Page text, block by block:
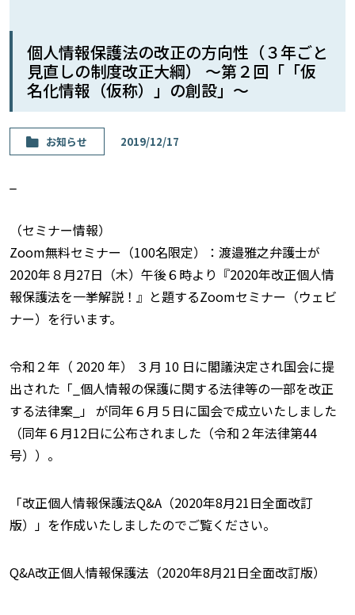
個人情報保護法の改正の方向性（３年ごと
見直しの制度改正大綱） 〜第２回「「仮
名化情報（仮称）」の創設」〜
お知らせ 2019/12/17
（セミナー情報）
Zoom無料セミナー（100名限定）：渡邉雅之弁護士が
2020年８月27日（木）午後６時より『2020年改正個人情
報保護法を一挙解説！』と題するZoomセミナー（ウェビ
ナー）を行います。
令和２年（ 2020 年） ３月 10 日に閣議決定され国会に提
出された「_個人情報の保護に関する法律等の一部を改正
する法律案_」 が同年６月５日に国会で成立いたしました
（同年６月12日に公布されました（令和２年法律第44
号））。
「改正個人情報保護法Q&A（2020年8月21日全面改訂
版）」を作成いたしましたのでご覧ください。
Q&A改正個人情報保護法（2020年8月21日全面改訂版）